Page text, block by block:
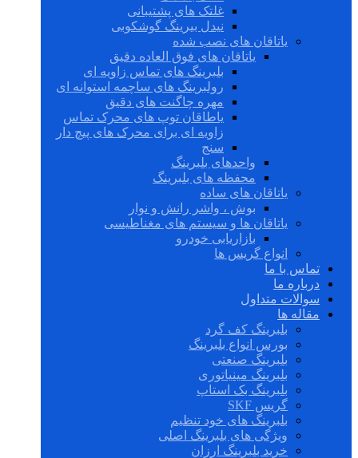
غلتک های پشتیبانی
نیدل بیرینگ گوشکوبی
یاتاقان های نصب شده
یاتاقان های فوق العاده دقیق
بلبرینگ های تماس زاویه ای
رولبرینگ های ساچمه استوانه ای
مهره چاگنت های دقیق
یاطاقان توپ های محرک تماس
زاویه ای برای محرک های پیچ دار
سنج
واحدهای بلبرینگ
محفظه های بلبرینگ
یاتاقان های ساده
بوش ، واشر رانش و نوار
یاتاقان ها و سیستم های مغناطیسی
بازاریابی خودرو
انواع گریس ها
تماس با ما
درباره ما
سوالات متداول
مقاله ها
بلبرینگ کف گرد
بورس انواع بلبرینگ
بلبرینگ صنعتی
بلبرینگ مینیاتوری
بلبرینگ بک استاپ
گریس SKF
بلبرینگ های خود تنظیم
ویژگی های بلبرینگ اصلی
خرید بلبرینگ ارزان